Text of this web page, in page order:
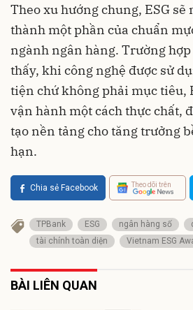
Theo xu hướng chung, ESG sẽ
thành một phần của chuẩn
ngành ngân hàng. Trường
thấy, khi công nghệ được sử
tiện chứ không phải mục tiêu,
vận hành một cách thực chất,
tạo nền tảng cho tăng trưởng
hạn.
Chia sẻ Facebook Theo dõi trên
TPBank ESG ngân hàng số
tài chính toàn diện
Vietnam ESG
BÀI LIÊN QUAN